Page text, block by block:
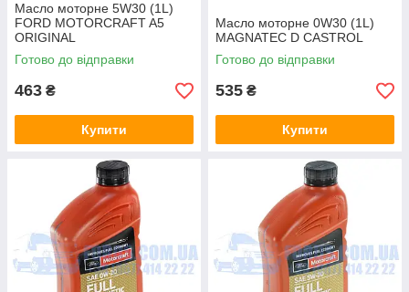
Масло моторне 5W30 (1L)
FORD MOTORCRAFT A5
ORIGINAL
Готово до відправки
463 ₴
Купити
Масло моторне 0W30 (1L)
MAGNATEC D CASTROL
Готово до відправки
535 ₴
Купити